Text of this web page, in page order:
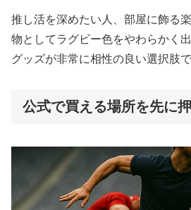
推し活を深めたい人、部屋に飾る
物としてラグビー色をやわらかく
グッズが非常に相性の良い選択肢で
公式で買える場所を先に